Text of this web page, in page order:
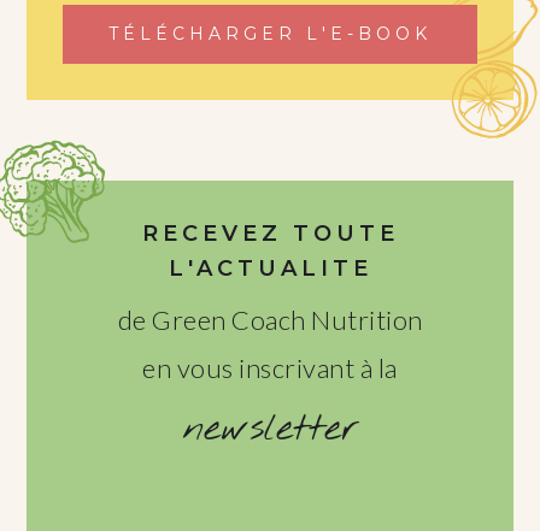
TÉLÉCHARGER L'E-BOOK
RECEVEZ TOUTE
L'ACTUALITE
de Green Coach Nutrition
en vous inscrivant à la
newsletter